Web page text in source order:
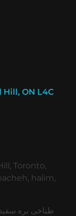
Hill, ON L4C
Toronto,
halim,
طباخی بره سفید